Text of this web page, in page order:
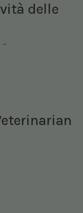
delle